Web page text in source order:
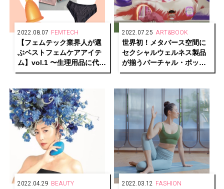
2022.08.07 FEMTECH
【フェムテック業界人が選
ぶベストフェムケアアイテ
ム】vol.1 〜生理用品に代わ
る新しい選択肢・お役立ち
2022.07.25 ART&BOOK
世界初！メタバース空間に
セクシャルウェルネス製品
が揃うバーチャル・ポップ
アップストア
2022.04.29 BEAUTY 2022.03.12 FASHION